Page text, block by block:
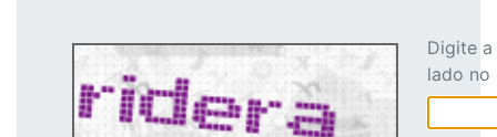
Digite
lado no